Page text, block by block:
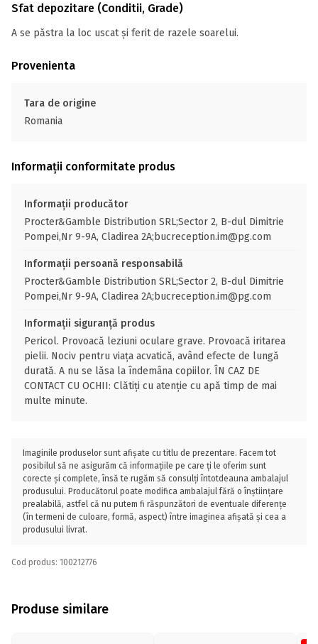
Sfat depozitare (Conditii, Grade)
A se păstra la loc uscat și ferit de razele soarelui.
Provenienta
Tara de origine
Romania
Informații conformitate produs
Informații producător
Procter&Gamble Distribution SRL;Sector 2, B-dul Dimitrie
Pompei,Nr 9-9A, Cladirea 2A;bucreception.im@pg.com
Informații persoană responsabilă
Procter&Gamble Distribution SRL;Sector 2, B-dul Dimitrie
Pompei,Nr 9-9A, Cladirea 2A;bucreception.im@pg.com
Informații siguranță produs
Pericol. Provoacă leziuni oculare grave. Provoacă iritarea
pielii. Nociv pentru viața acvatică, având efecte de lungă
durată. A nu se lăsa la îndemâna copiilor. ÎN CAZ DE
CONTACT CU OCHII: Clătiți cu atenție cu apă timp de mai
multe minute.
Imaginile produselor sunt afișate cu titlu de prezentare. Facem tot
posibilul să ne asigurăm că informațiile pe care ți le oferim sunt
corecte și complete, însă te rugăm să consulți întotdeauna ambalajul
produsului. Producătorul poate modifica ambalajul fără o înștiințare
prealabilă, astfel că nu putem fi răspunzători de eventuale diferențe
(în termeni de culoare, formă, aspect) între imaginea afișată și cea a
produsului livrat.
Cod produs: 100212776
Produse similare